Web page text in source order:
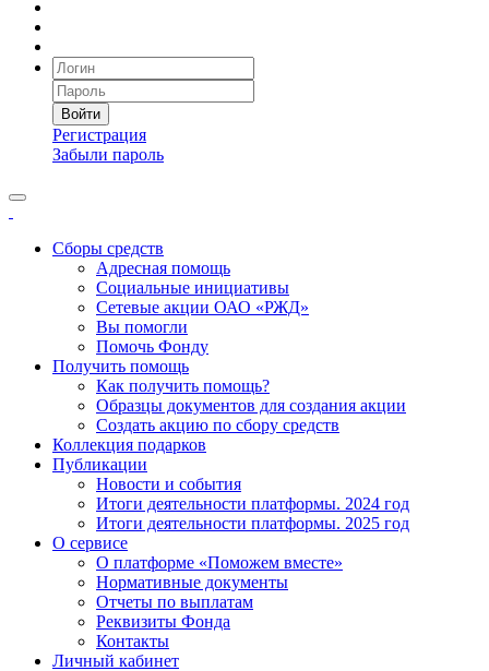
Войти
Регистрация
Забыли пароль
Сборы средств
Адресная помощь
Социальные инициативы
Сетевые акции ОАО «РЖД»
Вы помогли
Помочь Фонду
Получить помощь
Как получить помощь?
Образцы документов для создания акции
Создать акцию по сбору средств
Коллекция подарков
Публикации
Новости и события
Итоги деятельности платформы. 2024 год
Итоги деятельности платформы. 2025 год
О сервисе
О платформе «Поможем вместе»
Нормативные документы
Отчеты по выплатам
Реквизиты Фонда
Контакты
Личный кабинет